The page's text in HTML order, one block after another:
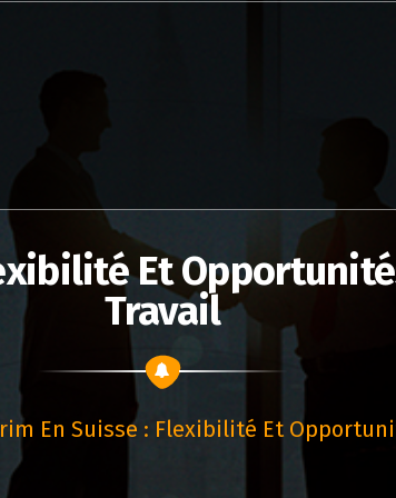
Et
Travail
En Suisse : Flexibilité Et